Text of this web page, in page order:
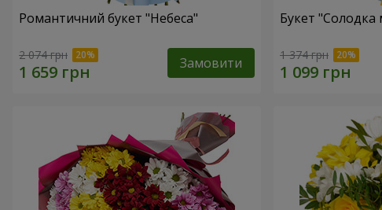
Романтичний букет "Небеса"
2 074 грн Замовити
Букет "Солодка
1 374 грн